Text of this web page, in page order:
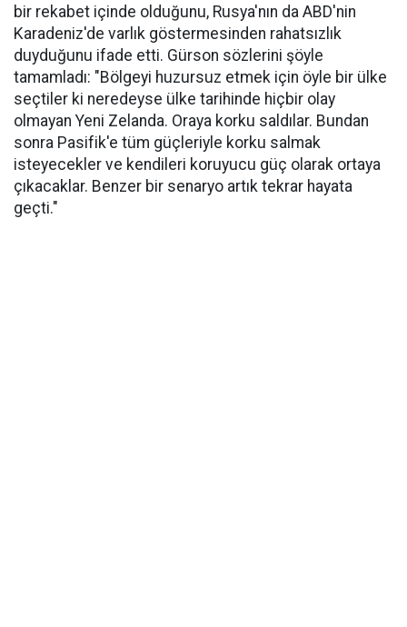
bir rekabet içinde olduğunu, Rusya'nın da ABD'nin
Karadeniz'de varlık göstermesinden rahatsızlık
duyduğunu ifade etti. Gürson sözlerini şöyle
tamamladı: "Bölgeyi huzursuz etmek için öyle bir ülke
seçtiler ki neredeyse ülke tarihinde hiçbir olay
olmayan Yeni Zelanda. Oraya korku saldılar. Bundan
sonra Pasifik'e tüm güçleriyle korku salmak
isteyecekler ve kendileri koruyucu güç olarak ortaya
çıkacaklar. Benzer bir senaryo artık tekrar hayata
geçti."